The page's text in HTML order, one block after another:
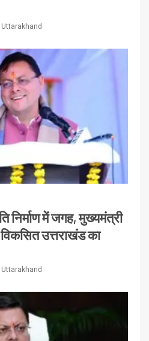
निर्माण में जगह, मुख्यमंत्री
उत्तराखंड का